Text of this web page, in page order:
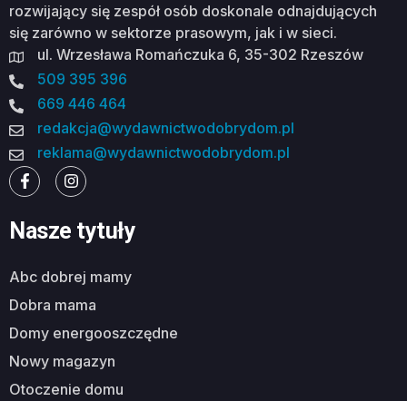
rozwijający się zespół osób doskonale odnajdujących
się zarówno w sektorze prasowym, jak i w sieci.
ul. Wrzesława Romańczuka 6, 35-302 Rzeszów
509 395 396
669 446 464
redakcja@wydawnictwodobrydom.pl
reklama@wydawnictwodobrydom.pl
Nasze tytuły
abc dobrej mamy
dobra mama
domy energooszczędne
nowy magazyn
otoczenie domu